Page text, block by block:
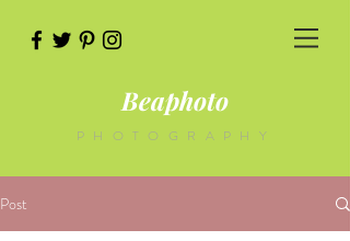
Beaphoto
PHOTOGRAPHY
Post